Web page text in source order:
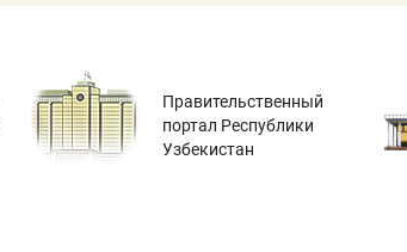
Правительственный
портал Республики
Узбекистан